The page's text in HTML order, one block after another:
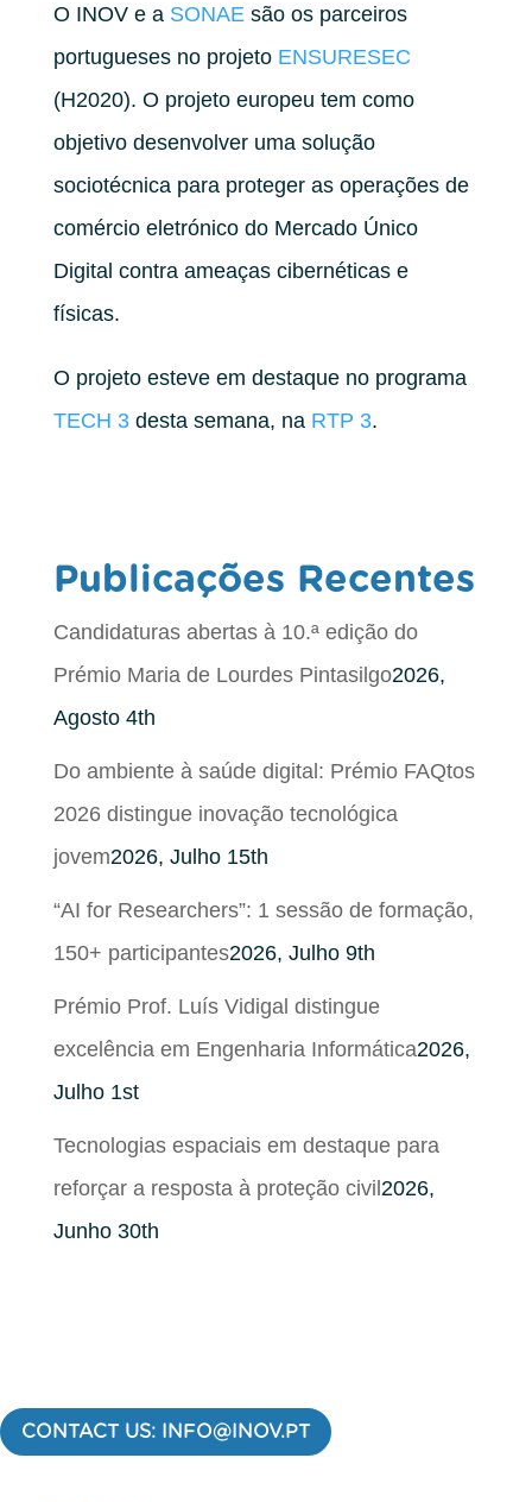
O INOV e a SONAE são os parceiros
portugueses no projeto ENSURESEC
(H2020). O projeto europeu tem como
objetivo desenvolver uma solução
sociotécnica para proteger as operações de
comércio eletrónico do Mercado Único
Digital contra ameaças cibernéticas e
físicas.
O projeto esteve em destaque no programa
TECH 3desta semana, na RTP 3.
Publicações Recentes
Candidaturas abertas à 10.ª edição do
Prémio Maria de Lourdes Pintasilgo2026,
Agosto 4th
Do ambiente à saúde digital: Prémio FAQtos
2026 distingue inovação tecnológica
jovem2026, Julho 15th
“AI for Researchers”: 1 sessão de formação,
150+ participantes2026, Julho 9th
Prémio Prof. Luís Vidigal distingue
excelência em Engenharia Informática2026,
Julho 1st
Tecnologias espaciais em destaque para
reforçar a resposta à proteção civil2026,
Junho 30th
CONTACT US: INFO@INOV.PT